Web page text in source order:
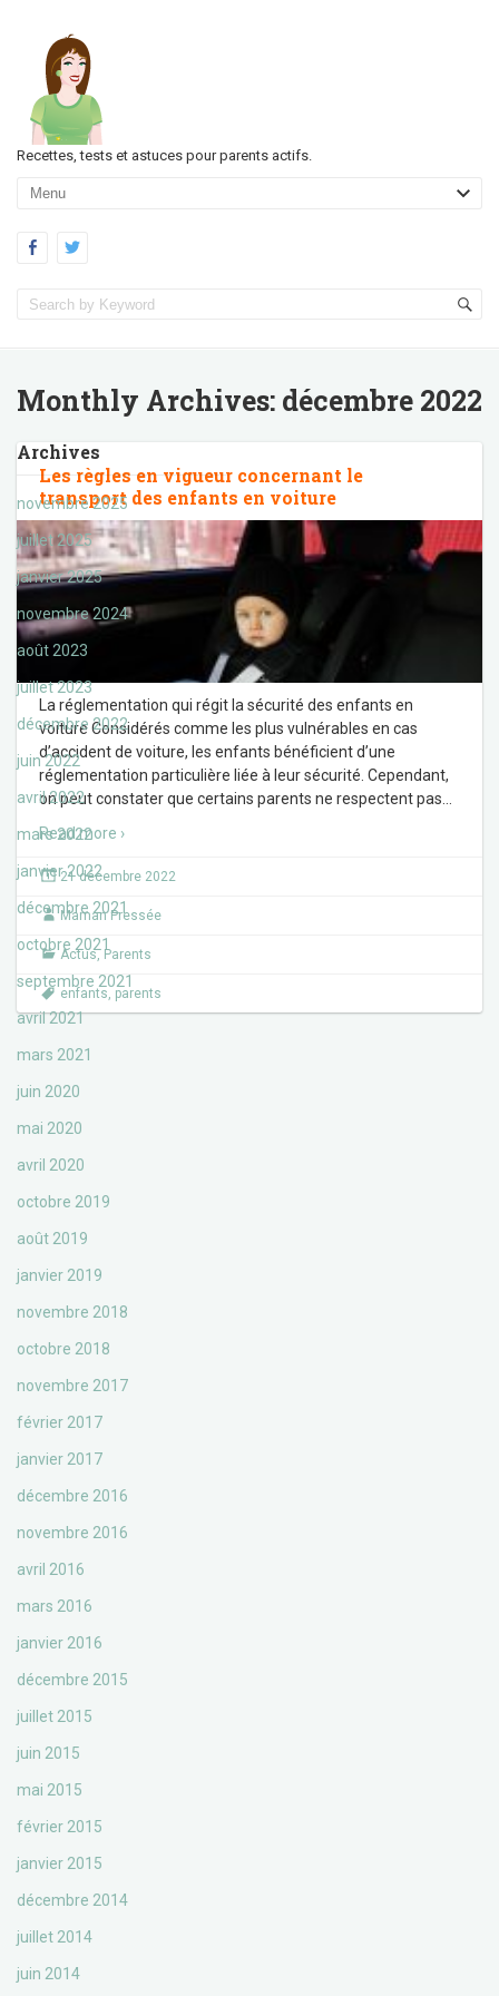
Recettes, tests et astuces pour parents actifs.
Monthly Archives: décembre 2022
Archives
novembre 2025
juillet 2025
janvier 2025
novembre 2024
août 2023
juillet 2023
décembre 2022
juin 2022
avril 2022
mars 2022
janvier 2022
décembre 2021
octobre 2021
septembre 2021
avril 2021
mars 2021
juin 2020
mai 2020
avril 2020
octobre 2019
août 2019
janvier 2019
novembre 2018
octobre 2018
novembre 2017
février 2017
janvier 2017
décembre 2016
novembre 2016
avril 2016
mars 2016
janvier 2016
décembre 2015
juillet 2015
juin 2015
mai 2015
février 2015
janvier 2015
décembre 2014
juillet 2014
juin 2014
Les règles en vigueur concernant le
transport des enfants en voiture
La réglementation qui régit la sécurité des enfants en
voiture Considérés comme les plus vulnérables en cas
d’accident de voiture, les enfants bénéficient d’une
réglementation particulière liée à leur sécurité. Cependant,
on peut constater que certains parents ne respectent pas
Read more ›
21 décembre 2022
Maman Pressée
Actus, Parents
enfants, parents